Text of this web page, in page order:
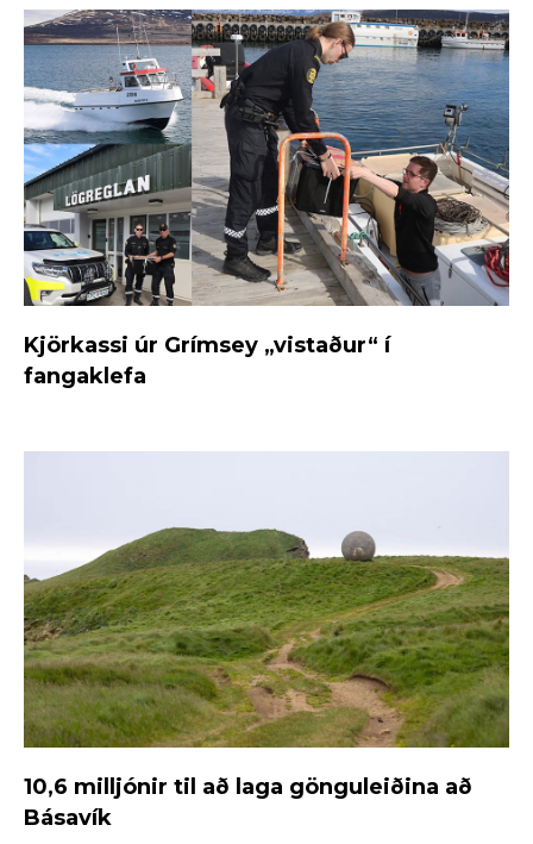
Kjörkassi úr Grímsey „vistaður“ í
fangaklefa
10,6 milljónir til að laga gönguleiðina að
Básavík